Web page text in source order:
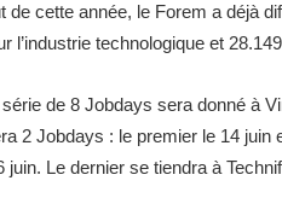
de cette année, le Forem a déjà
l’industrie technologique et
série de 8 Jobdays sera donné à
2 Jobdays : le premier le 14
Le dernier se tiendra à